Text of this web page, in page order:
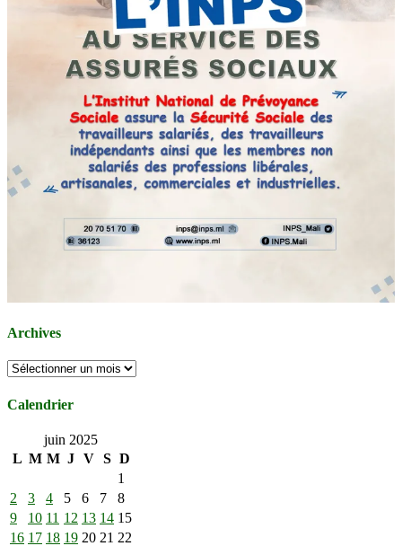
Archives
Archives
Calendrier
juin 2025
L M M J V S D
1
2
3 4 5 6 7
8
9
10 11 12 13 14 15
16 17 18 19 20 21 22